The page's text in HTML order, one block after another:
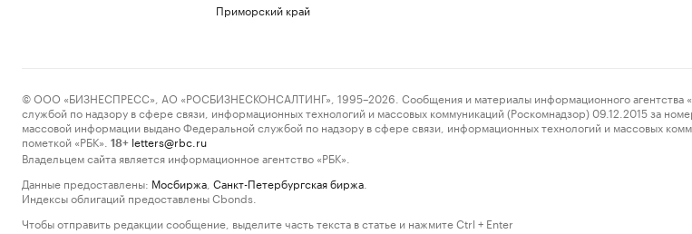
Приморский край
© ООО «БИЗНЕСПРЕСС», АО «РОСБИЗНЕСКОНСАЛТИНГ», 1995–2026. Сообщения и материалы информационного агентства
службой по надзору в сфере связи, информационных технологий и массовых коммуникаций (Роскомнадзор) 09.12.2015 за
массовой информации выдано Федеральной службой по надзору в сфере связи, информационных технологий и массовых
пометкой «РБК».
18+ letters@rbc.ru
Владельцем сайта является информационное агентство «РБК».
Данные предоставлены: Мосбиржа Санкт-Петербургская биржа
Индексы облигаций предоставлены Cbonds.
Чтобы отправить редакции сообщение, выделите часть текста в статье и нажмите Ctrl + Enter